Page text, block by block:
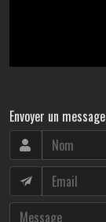
Envoyer un message